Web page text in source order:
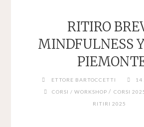
RITIRO
MINDFULNESS
ETTORE BARTOCCETTI
14
CORSI / WORKSHOP / CORSI
RITIRI 2025